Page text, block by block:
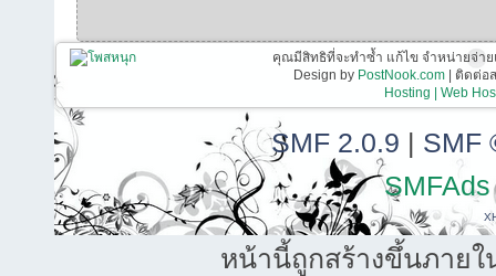
คุณมีสิทธิที่จะทำซ้ำ แก้ไข จำหน่ายจ่า
Design by PostNook.com| ติดต่อส
Hosting | Web
SMF 2.0.9 | SMF
SMFAds
หน้านี้ถูกสร้างขึ้นภายใ